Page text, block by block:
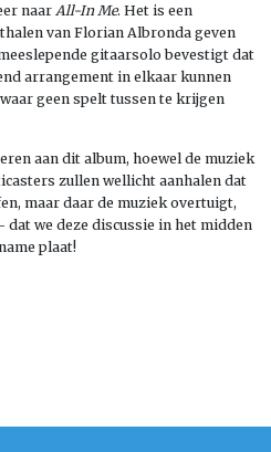
naar All-In Me. Het is een
van Florian Albronda geven
gitaarsolo bevestigt dat
arrangement in elkaar kunnen
geen spelt tussen te krijgen
aan dit album, hoewel de muziek
zullen wellicht aanhalen dat
maar daar de muziek overtuigt,
we deze discussie in het midden
plaat!